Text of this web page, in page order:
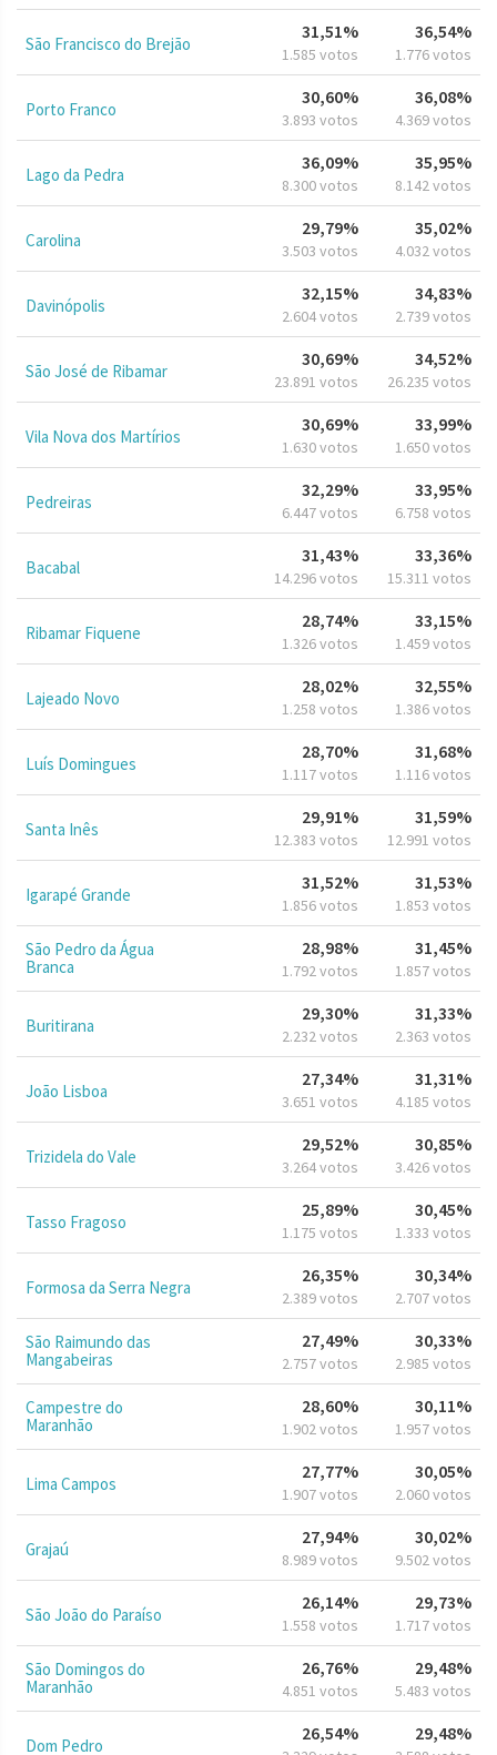
São Francisco do Brejão
31,51%
1.585 votos
36,54%
1.776 votos
Porto Franco
30,60%
3.893 votos
36,08%
4.369 votos
Lago da Pedra
36,09%
8.300 votos
35,95%
8.142 votos
Carolina
29,79%
3.503 votos
35,02%
4.032 votos
Davinópolis
32,15%
2.604 votos
34,83%
2.739 votos
São José de Ribamar
30,69%
23.891 votos
34,52%
26.235 votos
Vila Nova dos Martírios
30,69%
1.630 votos
33,99%
1.650 votos
Pedreiras
32,29%
6.447 votos
33,95%
6.758 votos
Bacabal
31,43%
14.296 votos
33,36%
15.311 votos
Ribamar Fiquene
28,74%
1.326 votos
33,15%
1.459 votos
Lajeado Novo
28,02%
1.258 votos
32,55%
1.386 votos
Luís Domingues
28,70%
1.117 votos
31,68%
1.116 votos
Santa Inês
29,91%
12.383 votos
31,59%
12.991 votos
Igarapé Grande
31,52%
1.856 votos
31,53%
1.853 votos
São Pedro da Água
Branca
28,98%
1.792 votos
31,45%
1.857 votos
Buritirana
29,30%
2.232 votos
31,33%
2.363 votos
João Lisboa
27,34%
3.651 votos
31,31%
4.185 votos
Trizidela do Vale
29,52%
3.264 votos
30,85%
3.426 votos
Tasso Fragoso
25,89%
1.175 votos
30,45%
1.333 votos
Formosa da Serra Negra
26,35%
2.389 votos
30,34%
2.707 votos
São Raimundo das
Mangabeiras
27,49%
2.757 votos
30,33%
2.985 votos
Campestre do
Maranhão
28,60%
1.902 votos
30,11%
1.957 votos
Lima Campos
27,77%
1.907 votos
30,05%
2.060 votos
Grajaú
27,94%
8.989 votos
30,02%
9.502 votos
São João do Paraíso
26,14%
1.558 votos
29,73%
1.717 votos
São Domingos do
Maranhão
26,76%
4.851 votos
29,48%
5.483 votos
Dom Pedro
26,54% 29,48%